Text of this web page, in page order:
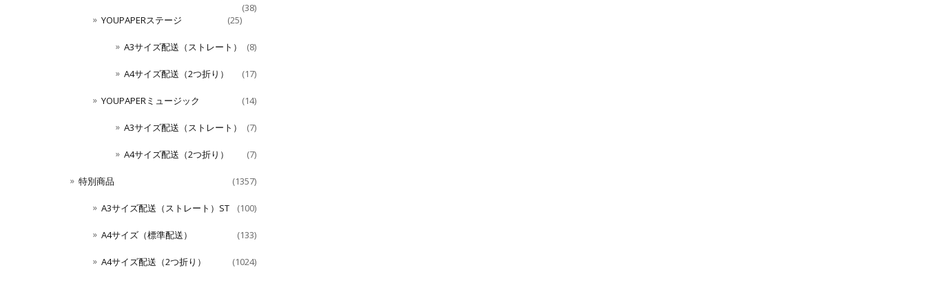
(38)
YOUPAPERステージ
(25)
A3サイズ配送（ストレート） (8)
A4サイズ配送（2つ折り） (17)
YOUPAPERミュージック (14)
A3サイズ配送（ストレート） (7)
A4サイズ配送（2つ折り） (7)
特別商品 (1357)
A3サイズ配送（ストレート）ST (100)
A4サイズ（標準配送） (133)
A4サイズ配送（2つ折り） (1024)